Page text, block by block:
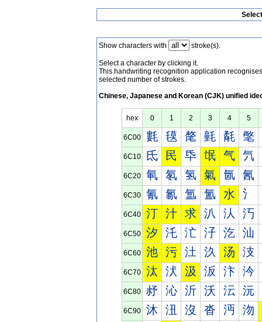
Show characters with stroke(s).
Select a character by clicking it.
This handwriting recognition application
selected number of strokes.
Chinese, Japanese and Korean (CJK) unified
hex 0 1 2 3 4 5
6C00 氀 氁 氂 氃 氄 氅
6C10 氐 民 氒 氓 气 氕
6C20 氠 氡 氢 氣 氤 氥
6C30 氰 氱 氲 氳 水 氵
6C40 汀 汁 求 汃 汄 汅
6C50 汐 汑 汒 汓 汔 汕
6C60 池 污 汢 汣 汤 汥
6C70 汰 汱 汲 汳 汴 汵
6C80 沀 沁 沂 沃 沄 沅
6C90 沐 沑 沒 沓 沔 沕